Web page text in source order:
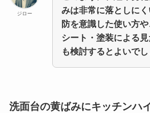
ジロー
みは非常に落としに
防を意識した使い方
シート・塗装による
も検討するとよいでし
洗面台の黄ばみにキッチンハ